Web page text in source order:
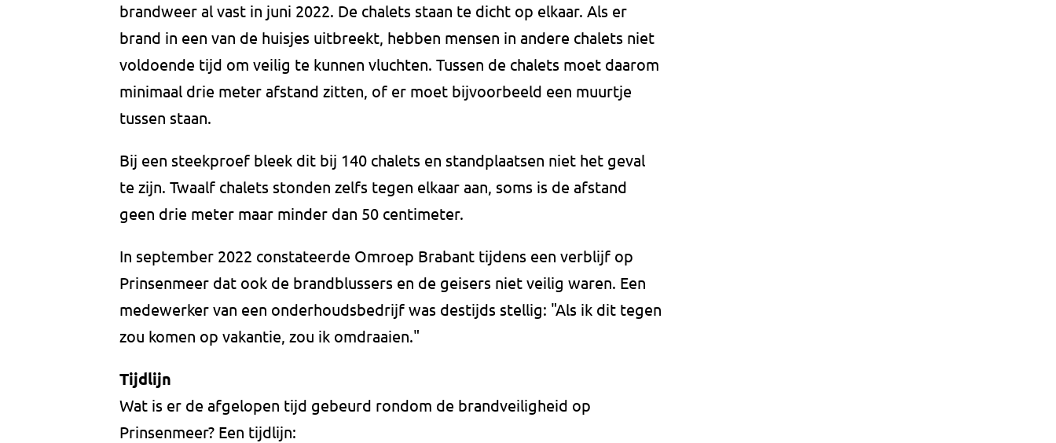
brandweer al vast in juni 2022. De chalets staan te dicht op elkaar. Als er
brand in een van de huisjes uitbreekt, hebben mensen in andere chalets niet
voldoende tijd om veilig te kunnen vluchten. Tussen de chalets moet daarom
minimaal drie meter afstand zitten, of er moet bijvoorbeeld een muurtje
tussen staan.
Bij een steekproef bleek dit bij 140 chalets en standplaatsen niet het geval
te zijn. Twaalf chalets stonden zelfs tegen elkaar aan, soms is de afstand
geen drie meter maar minder dan 50 centimeter.
In september 2022 constateerde Omroep Brabant tijdens een verblijf op
Prinsenmeer dat ook de brandblussers en de geisers niet veilig waren. Een
medewerker van een onderhoudsbedrijf was destijds stellig: "Als ik dit tegen
zou komen op vakantie, zou ik omdraaien."
Tijdlijn
Wat is er de afgelopen tijd gebeurd rondom de brandveiligheid op
Prinsenmeer? Een tijdlijn: